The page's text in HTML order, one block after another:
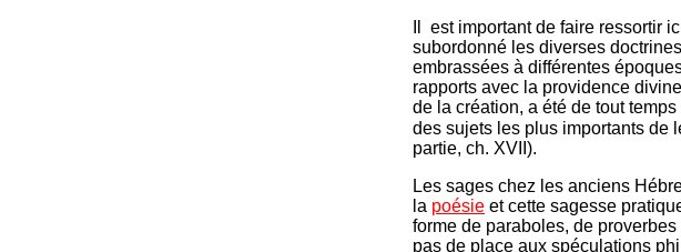
Il est important de faire ressortir
subordonné les diverses
embrassées à différentes
rapports avec la providence
de la création, a été de tout
des sujets les plus importants de
partie, ch. XVII).
Les sages chez les anciens
la poésie et cette sagesse
forme de paraboles, de
pas de place aux spéculations